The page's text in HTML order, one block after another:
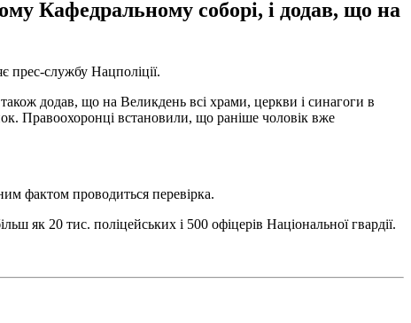
Кафедральному соборі, і додав, що на
прес-службу Нацполіції.
додав, що на Великдень всі храми, церкви і синагоги в
Правоохоронці встановили, що раніше чоловік вже
фактом проводиться перевірка.
як 20 тис. поліцейських і 500 офіцерів Національної гвардії.